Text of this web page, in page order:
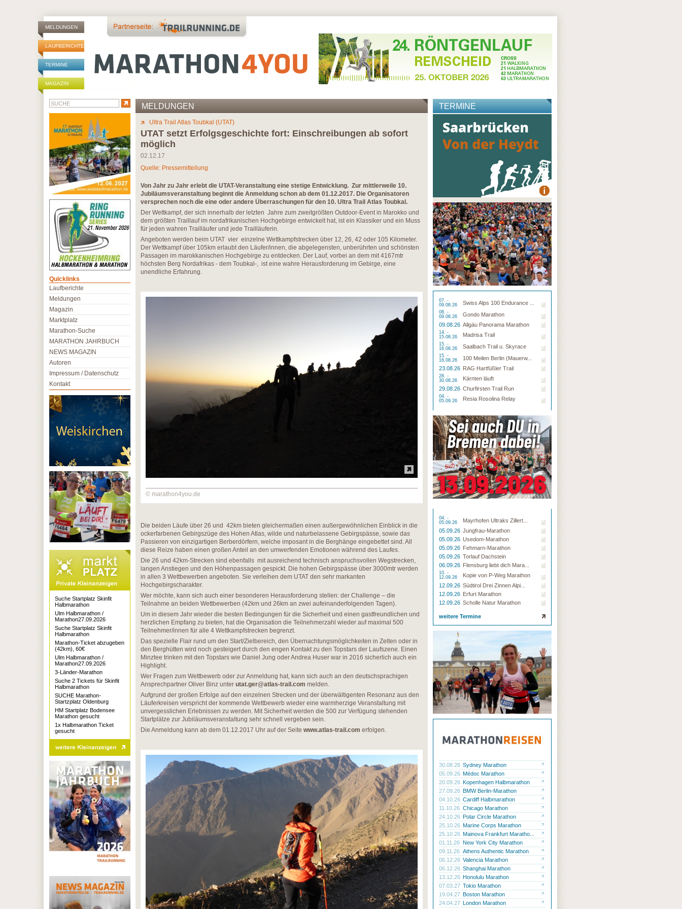
MELDUNGEN
LAUFBERICHTE
TERMINE
MAGAZIN
MELDUNGEN
Ultra Trail Atlas Toubkal (UTAT)
UTAT setzt Erfolgsgeschichte fort: Einschreibungen ab sofort
möglich
02.12.17
Quelle: Pressemitteilung
Von Jahr zu Jahr erlebt die UTAT-Veranstaltung eine stetige Entwicklung. Zur mittlerweile 10.
Jubiläumsveranstaltung beginnt die Anmeldung schon ab dem 01.12.2017. Die Organisatoren
versprechen noch die eine oder andere Überraschungen für den 10. Ultra Trail Atlas Toubkal.
Der Wettkampf, der sich innerhalb der letzten Jahre zum zweitgrößten Outdoor-Event in Marokko und
dem größten Traillauf im nordafrikanischen Hochgebirge entwickelt hat, ist ein Klassiker und ein Muss
für jeden wahren Trailläufer und jede Trailläuferin.
Angeboten werden beim UTAT vier einzelne Wettkampfstrecken über 12, 26, 42 oder 105 Kilometer.
Der Wettkampf über 105km erlaubt den Läufer/innen, die abgelegensten, unberührten und schönsten
Passagen im marokkanischen Hochgebirge zu entdecken. Der Lauf, vorbei an dem mit 4167mtr
höchsten Berg Nordafrikas - dem Toubkal-, ist eine wahre Herausforderung im Gebirge, eine
unendliche Erfahrung.
© marathon4you.de
Die beiden Läufe über 26 und 42km bieten gleichermaßen einen außergewöhnlichen Einblick in die
ockerfarbenen Gebirgszüge des Hohen Atlas, wilde und naturbelassene Gebirgspässe, sowie das
Passieren von einzigartigen Berberdörfern, welche imposant in die Berghänge eingebettet sind. All
diese Reize haben einen großen Anteil an den umwerfenden Emotionen während des Laufes.
Die 26 und 42km-Strecken sind ebenfalls mit ausreichend technisch anspruchsvollen Wegstrecken,
langen Anstiegen und den Höhenpassagen gespickt. Die hohen Gebirgspässe über 3000mtr werden
in allen 3 Wettbewerben angeboten. Sie verleihen dem UTAT den sehr markanten
Hochgebirgscharakter.
Wer möchte, kann sich auch einer besonderen Herausforderung stellen: der Challenge – die
Teilnahme an beiden Wettbewerben (42km und 26km an zwei aufeinanderfolgenden Tagen).
Um in diesem Jahr wieder die besten Bedingungen für die Sicherheit und einen gastfreundlichen und
herzlichen Empfang zu bieten, hat die Organisation die Teilnehmerzahl wieder auf maximal 500
Teilnehmer/innen für alle 4 Wettkampfstrecken begrenzt.
Das spezielle Flair rund um den Start/Zielbereich, den Übernachtungsmöglichkeiten in Zelten oder in
den Berghütten wird noch gesteigert durch den engen Kontakt zu den Topstars der Laufszene. Einen
Minztee trinken mit den Topstars wie Daniel Jung oder Andrea Huser war in 2016 sicherlich auch ein
Highlight.
Wer Fragen zum Wettbewerb oder zur Anmeldung hat, kann sich auch an den deutschsprachigen
Ansprechpartner Oliver Binz unter utat.ger@atlas-trail.com melden.
Aufgrund der großen Erfolge auf den einzelnen Strecken und der überwältigenten Resonanz aus den
Läuferkreisen verspricht der kommende Wettbewerb wieder eine warmherzige Veranstaltung mit
unvergesslichen Erlebnissen zu werden. Mit Sicherheit werden die 500 zur Verfügung stehenden
Startplätze zur Jubiläumsveranstaltung sehr schnell vergeben sein.
Die Anmeldung kann ab dem 01.12.2017 Uhr auf der Seite www.atlas-trail.com erfolgen.
TERMINE
07. -
09.08.26
Swiss Alps 100 Endurance ...
08. -
09.08.26
Gondo Marathon
09.08.26 Allgäu Panorama Marathon
14. -
15.08.26
Madrisa Trail
15. -
16.08.26
Saalbach Trail u. Skyrace
15. -
16.08.26
100 Meilen Berlin (Mauerw...
23.08.26 RAG Hartfüßler Trail
28. -
30.08.26
Kärnten läuft
29.08.26 Churfirsten Trail Run
04. -
05.09.26
Resia Rosolina Relay
04. -
05.09.26
Mayrhofen Ultraks Zillert...
05.09.26 Jungfrau-Marathon
05.09.26 Usedom-Marathon
05.09.26 Fehmarn-Marathon
05.09.26 Torlauf Dachstein
06.09.26 Flensburg liebt dich Mara...
10. -
12.09.26
Kopie von P-Weg Marathon
12.09.26 Südtirol Drei Zinnen Alpi...
12.09.26 Erfurt Marathon
12.09.26 Scholle Natur Marathon
weitere Termine
30.08.26 Sydney Marathon
05.09.26 Médoc Marathon
20.09.26 Kopenhagen Halbmarathon
27.09.26 BMW Berlin-Marathon
04.10.26 Cardiff Halbmarathon
11.10.26 Chicago Marathon
24.10.26 Polar Circle Marathon
25.10.26 Marine Corps Marathon
25.10.26 Mainova Frankfurt Maratho...
01.11.26 New York City Marathon
09.11.26 Athens Authentic Marathon
06.12.26 Valencia Marathon
06.12.26 Shanghai Marathon
13.12.26 Honolulu Marathon
07.03.27 Tokio Marathon
19.04.27 Boston Marathon
24.04.27 London Marathon
Quicklinks
Laufberichte
Meldungen
Magazin
Marktplatz
Marathon-Suche
MARATHON JAHRBUCH
NEWS MAGAZIN
Autoren
Impressum / Datenschutz
Kontakt
Suche Startplatz Skinfit
Halbmarathon
Ulm Halbmarathon /
Marathon27.09.2026
Suche Startplatz Skinfit
Halbmarathon
Marathon-Ticket abzugeben
(42km), 60€
Ulm Halbmarathon /
Marathon27.09.2026
3-Länder-Marathon
Suche 2 Tickets für Skinfit
Halbmarathon
SUCHE Marathon-
Startzplatz Oldenburg
HM Startplatz Bodensee
Marathon gesucht
1x Halbmarathon Ticket
gesucht